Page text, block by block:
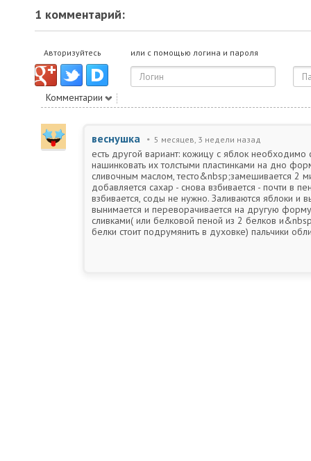
1 комментарий:
Авторизуйтесь или с помощью логина и пароля
Комментарии
веснушка 5 месяцев, 3 недели назад
есть другой вариант: кожицу с яблок необходимо
нашинковать их толстыми пластинками на дно
сливочным маслом, тесто&nbsp;замешивается 2
добавляется сахар - снова взбивается - почти в
взбивается, соды не нужно. Заливаются яблоки и
вынимается и переворачивается на другую
сливками( или белковой пеной из 2 белков
белки стоит подрумянить в духовке) пальчики